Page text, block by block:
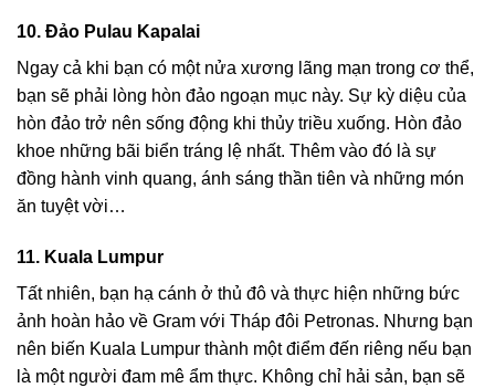
10. Đảo Pulau Kapalai
Ngay cả khi bạn có một nửa xương lãng mạn trong cơ thể,
bạn sẽ phải lòng hòn đảo ngoạn mục này. Sự kỳ diệu của
hòn đảo trở nên sống động khi thủy triều xuống. Hòn đảo
khoe những bãi biển tráng lệ nhất. Thêm vào đó là sự
đồng hành vinh quang, ánh sáng thần tiên và những món
ăn tuyệt vời…
11. Kuala Lumpur
Tất nhiên, bạn hạ cánh ở thủ đô và thực hiện những bức
ảnh hoàn hảo về Gram với Tháp đôi Petronas. Nhưng bạn
nên biến Kuala Lumpur thành một điểm đến riêng nếu bạn
là một người đam mê ẩm thực. Không chỉ hải sản, bạn sẽ